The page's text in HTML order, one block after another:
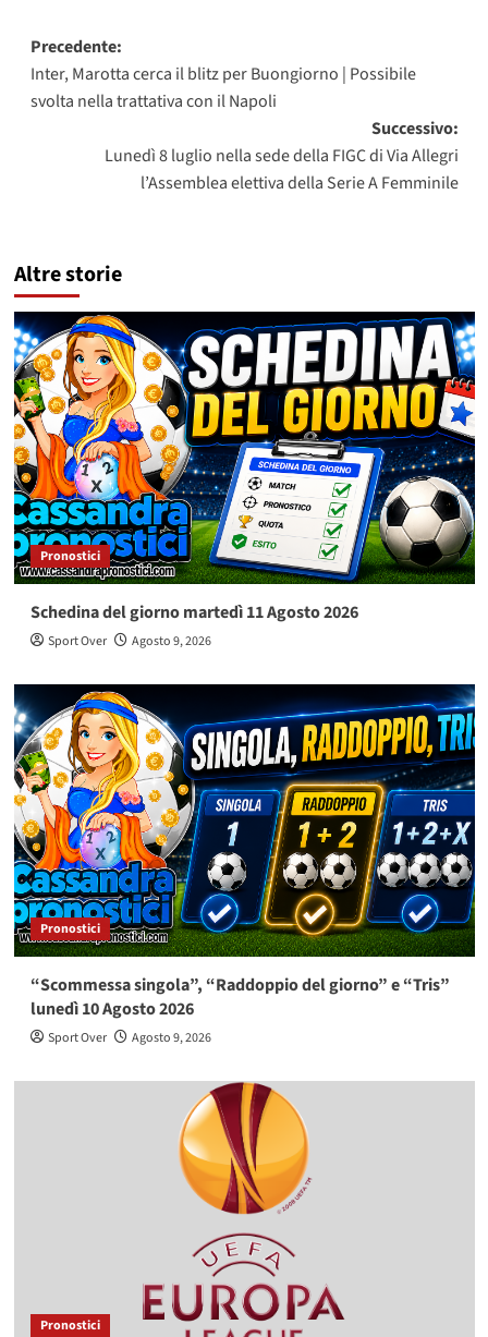
Navigazione
articolo
Precedente:
Inter, Marotta cerca il blitz per Buongiorno | Possibile
svolta nella trattativa con il Napoli
Successivo:
Lunedì 8 luglio nella sede della FIGC di Via Allegri
l’Assemblea elettiva della Serie A Femminile
Altre storie
Pronostici
Schedina del giorno martedì 11 Agosto 2026
Sport Over Agosto 9, 2026
Pronostici
“Scommessa singola”, “Raddoppio del giorno” e “Tris”
lunedì 10 Agosto 2026
Sport Over Agosto 9, 2026
Pronostici